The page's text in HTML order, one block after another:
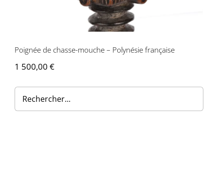
Poignée de chasse-mouche – Polynésie française
1 500,00 €